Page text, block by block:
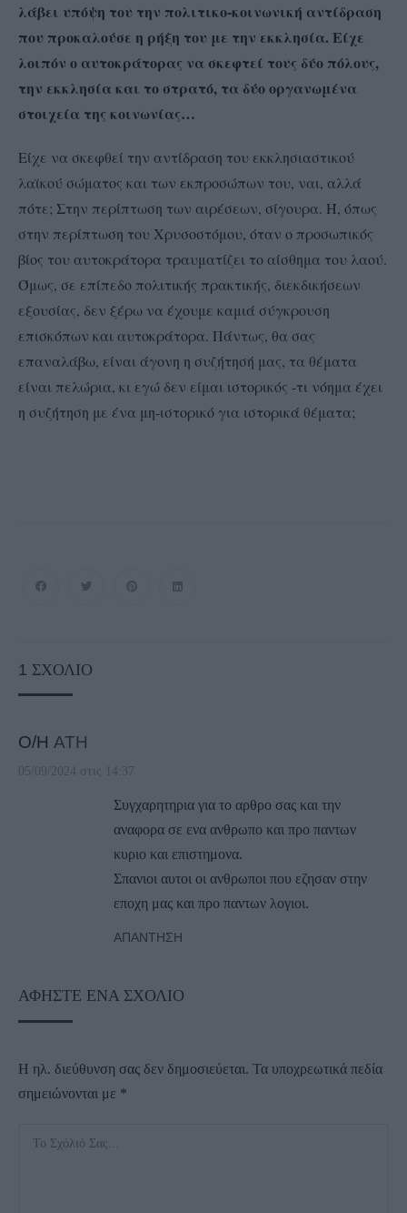
λάβει υπόψη του την πολιτικο-κοινωνική αντίδραση
που προκαλούσε η ρήξη του με την εκκλησία. Είχε
λοιπόν ο αυτοκράτορας να σκεφτεί τους δύο πόλους,
την εκκλησία και το στρατό, τα δύο οργανωμένα
στοιχεία της κοινωνίας…
Είχε να σκεφθεί την αντίδραση του εκκλησιαστικού
λαϊκού σώματος και των εκπροσώπων του, ναι, αλλά
πότε; Στην περίπτωση των αιρέσεων, σίγουρα. Ή, όπως
στην περίπτωση του Χρυσοστόμου, όταν ο προσωπικός
βίος του αυτοκράτορα τραυματίζει το αίσθημα του λαού.
Όμως, σε επίπεδο πολιτικής πρακτικής, διεκδικήσεων
εξουσίας, δεν ξέρω να έχουμε καμιά σύγκρουση
επισκόπων και αυτοκράτορα. Πάντως, θα σας
επαναλάβω, είναι άγονη η συζήτησή μας, τα θέματα
είναι πελώρια, κι εγώ δεν είμαι ιστορικός -τι νόημα έχει
η συζήτηση με ένα μη-ιστορικό για ιστορικά θέματα;
1 ΣΧΌΛΙΟ
Ο/Η ATH
05/09/2024 στις 14:37
Συγχαρητηρια για το αρθρο σας και την
αναφορα σε ενα ανθρωπο και προ παντων
κυριο και επιστημονα.
Σπανιοι αυτοι οι ανθρωποι που εζησαν στην
εποχη μας και προ παντων λογιοι.
ΑΠΆΝΤΗΣΗ
ΑΦΉΣΤΕ ΈΝΑ ΣΧΌΛΙΟ
Η ηλ. διεύθυνση σας δεν δημοσιεύεται. Τα υποχρεωτικά πεδία
σημειώνονται με *